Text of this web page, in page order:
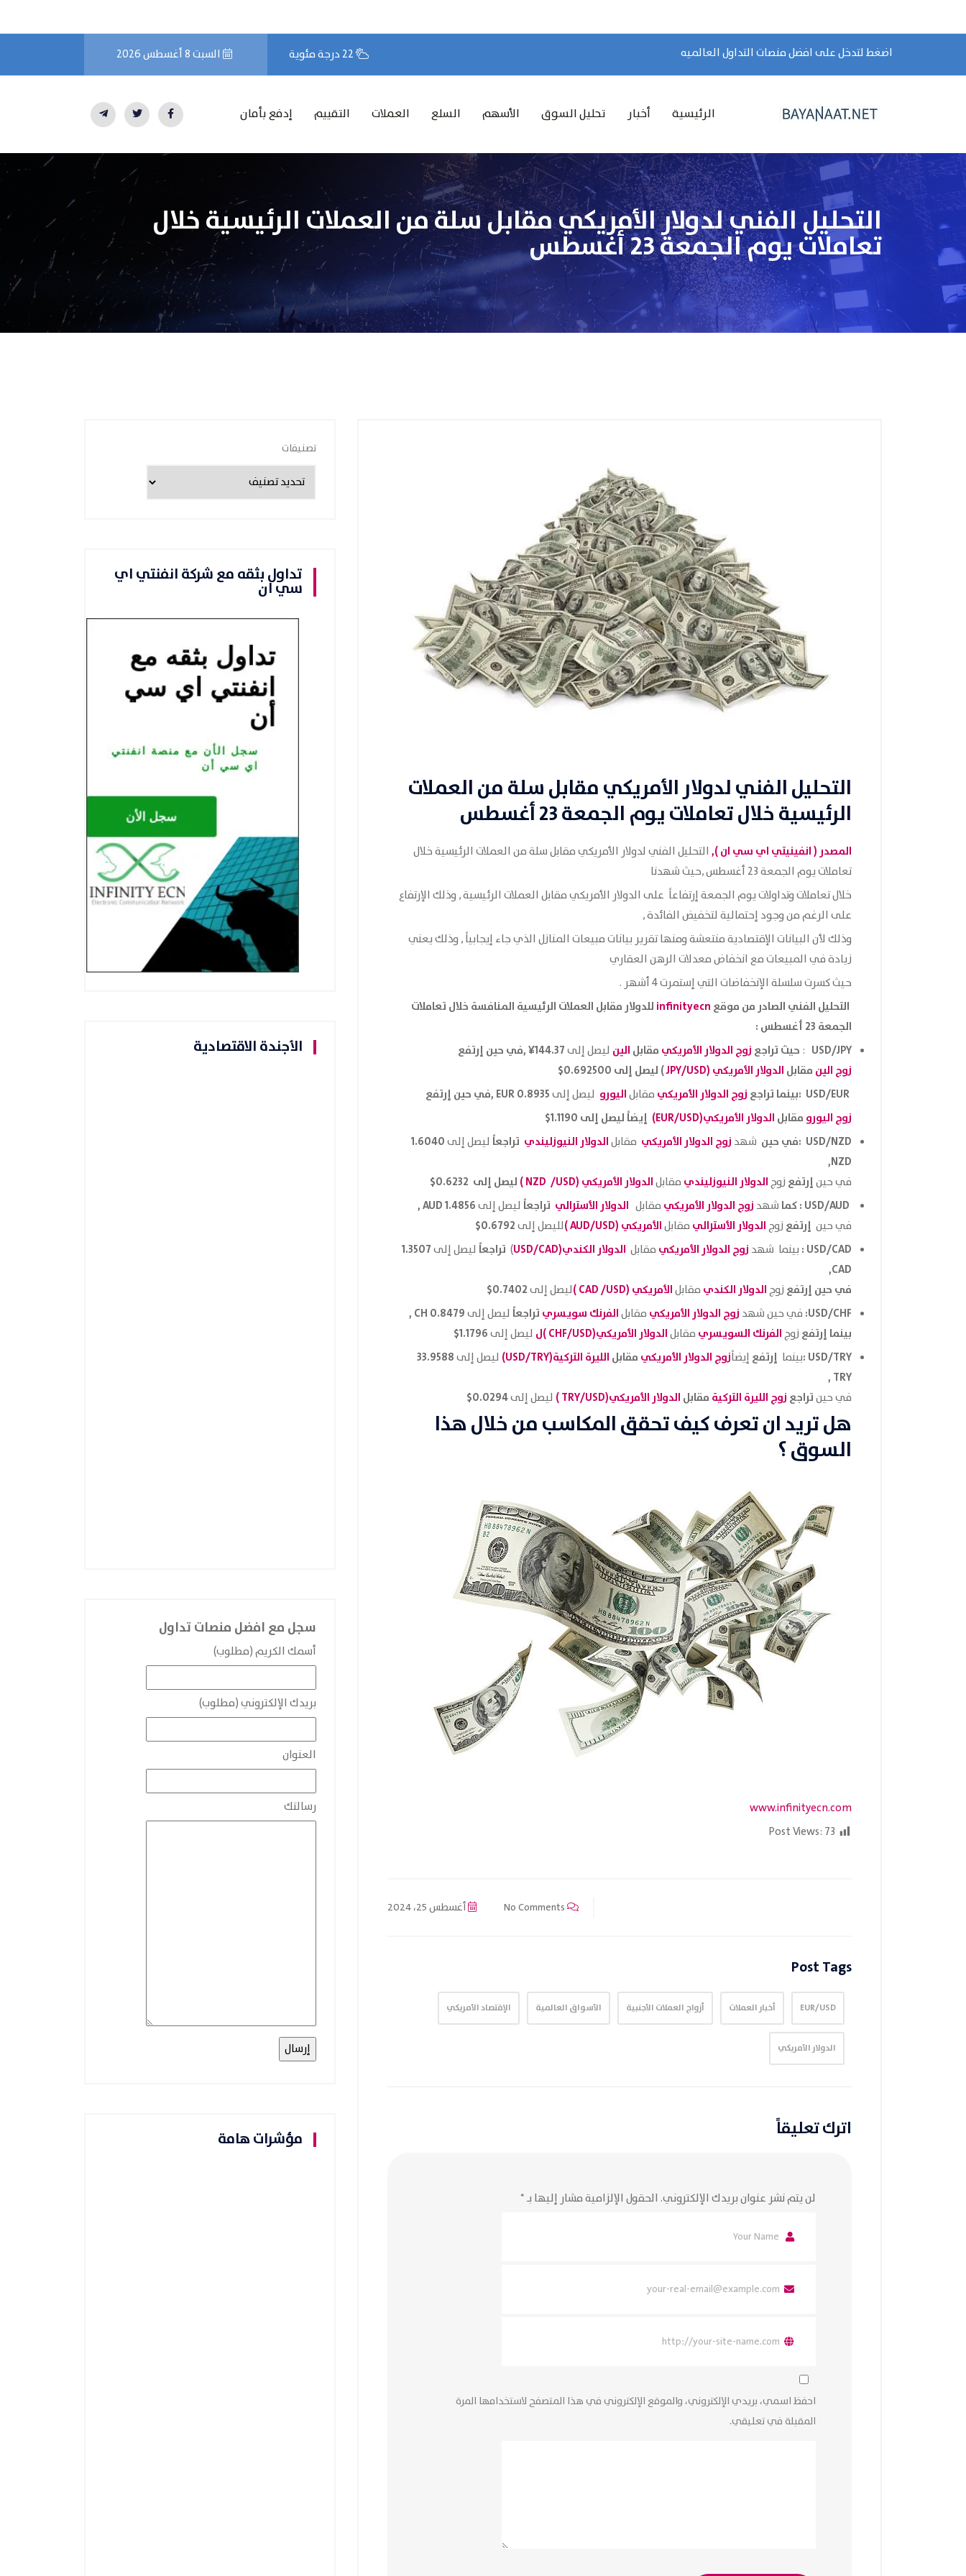
اضغط لتدخل على افضل منصات التداول العالميه 22 درجة مئوية السبت 8 أغسطس 2026
الرئيسية أخبار تحليل السوق الأسهم السلع العملات التقييم إدفع بأمان
التحليل الفني لدولار الأمريكي مقابل سلة من العملات الرئيسية خلال
تعاملات يوم الجمعة 23 أغسطس
التحليل الفني لدولار الأمريكي مقابل سلة من العملات
الرئيسية خلال تعاملات يوم الجمعة 23 أغسطس
المصدر ( انفينيتي اي سي ان ), التحليل الفني لدولار الأمريكي مقابل سلة من العملات الرئيسية خلال
تعاملات يوم الجمعة 23 أغسطس ,حيث شهدنا
خلال تعاملات وتداولات يوم الجمعة إرتفاعاً على الدولار الأمريكي مقابل العملات الرئيسية , وذلك الإرتفاع
على الرغم من وجود إحتمالية لتخفيض الفائدة ,
وذلك لأن البيانات الإقتصادية منتعشة ومنها تقرير بيانات مبيعات المنازل الذي جاء إيجابياً , وذلك يعني
زيادة في المبيعات مع انخفاض معدلات الرهن العقاري
حيث كسرت سلسلة الإنخفاضات التي إستمرت 4 أشهر .
التحليل الفني الصادر من موقع infinityecn للدولار مقابل العملات الرئيسية المنافسة خلال تعاملات
الجمعة 23 أغسطس :
USD/JPY
: حيث تراجع زوج الدولار الأمريكي مقابل الين ليصل إلى144.37¥ ,في حين إرتفع
زوج الين مقابل الدولار الأمريكي (JPY/USD ) ليصل إلى 0.692500
$
زوج الدولار الأمريكي مقابلاليورو ليصل إلى0.8935 EUR ,في حين إرتفع
زوج اليورو مقابل الدولار الأمريكي(EUR/USD)
إيضاً ليصل إلى 1.1190$
USD/NZD :في حين
شهد زوج الدولار الأمريكي مقابلالدولار النيوزليندي تراجعاً ليصل إلى1.6040
NZD,
في حينإرتفع زوجالدولار النيوزليندي مقابلالدولار الأمريكي (NZD /USD )
ليصل إلى 0.6232$
شهد زوج الدولار الأمريكي مقابل الدولار الأسترالي تراجعاً ليصل إلى1.4856 AUD ,
في حين إرتفع زوجالدولار الأسترالي مقابلالأمريكي (AUD/USD ) لليصل إلى
USD/CAD : بينما شهد زوج الدولار الأمريك مقابل الدولار الكندي(USD/CAD ) تراجعاً ليصل إلى1.3507
CAD,
في حين إرتفع زوجالدولار الكندي مقابلالأمريكي (CAD /USD ) ليصل إلى0.7402$
USD/CHF: في حين شهد زوج الدولار الأمريكي مقابلالفرنك سويسري تراجعاً ليصل إلى0.8479 CH ,
بينما إرتفع زوجالفرنك السويسري مقابلالدولار الأمريكي(CHF/USD ) ل ليصل إلى1.1796$
USD/TRY : بينما إرتفع إيضاًزوج الدولار الأمريكي مقابل الليرة التركية(USD/TRY) ليصل إلى33.9588
TRY ,
في حينتراجع زوج الليرة التركية مقابل الدولار الأمريكي(TRY/USD ) ليصل إلى0.0294$
هل تريد ان تعرف كيف تحقق المكاسب من خلال هذا
السوق ؟
www.infinityecn.com
Post Views: 73
أغسطس 25، 2024
Post Tags
EUR/USD أخبار العملات أزواج العملات الأجنبية الأسواق العالمية الإقتصاد الأمريكي
الدولار الأمريكي
اترك تعليقاً
لن يتم نشر عنوان بريدك الإلكتروني. الحقول الإلزامية مشار إليها بـ*
احفظ اسمي، بريدي الإلكتروني، والموقع الإلكتروني في هذا المتصفح لاستخدامها المرة
المقبلة في تعليقي.
تصنيفات
تداول بثقه مع شركة انفنتي اي
سي ان
الأجندة الاقتصادية
سجل مع افضل منصات تداول
أسمك الكريم (مطلوب)
بريدك الإلكتروني (مطلوب)
العنوان
رسالتك
مؤشرات هامة